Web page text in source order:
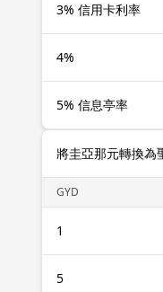
3% 信用卡利率
4%
5% 信息亭率
將圭亞那元轉換為
GYD
1
5